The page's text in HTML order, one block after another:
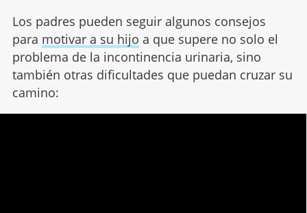
Los padres pueden seguir algunos consejos
para motivar a su hijo a que supere no solo el
problema de la incontinencia urinaria, sino
también otras dificultades que puedan cruzar su
camino: